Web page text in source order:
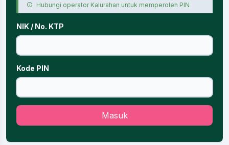
Hubungi operator Kalurahan untuk memperoleh PIN
NIK / No. KTP
Kode PIN
Masuk